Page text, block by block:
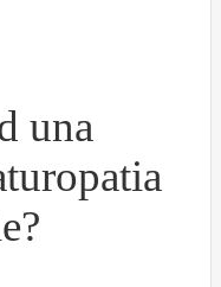
una